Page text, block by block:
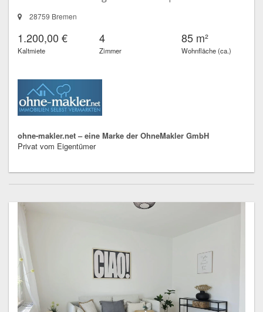
28759 Bremen
1.200,00 €
Kaltmiete
4
Zimmer
85 m²
Wohnfläche (ca.)
ohne-makler.net – eine Marke der OhneMakler GmbH
Privat vom Eigentümer